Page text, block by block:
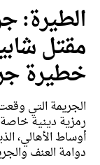
شابين
جراء
التي وقعت مع
دينية خاصة،
الأهالي، الذين
العنف والجريمة.